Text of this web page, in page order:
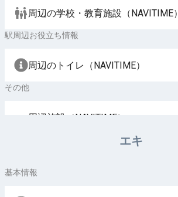
周辺の学校・教育施設（NAVITIME）
駅周辺お役立ち情報
周辺のトイレ（NAVITIME）
その他
周辺施設（NAVITIME）
エキ
基本情報